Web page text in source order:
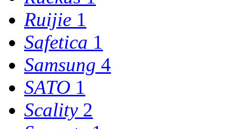
Ruijie 1
Safetica 1
Samsung 4
SATO 1
Scality 2